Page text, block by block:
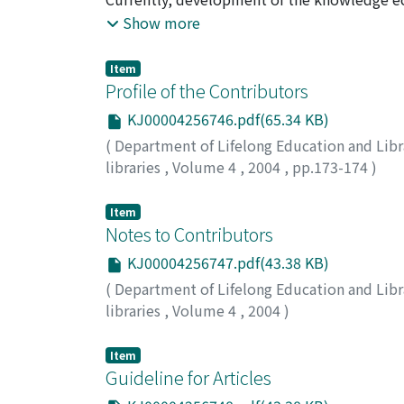
development of society. Within this trend,
by the public and authorities. This paper
lifelong education offered by the public
on the developments of Shanghai City.
Show more
Item
Profile of the Contributors
KJ00004256746.pdf(65.34 KB)
( Department of Lifelong Education and
libraries , Volume 4 , 2004 , pp.173-174)
Item
Notes to Contributors
KJ00004256747.pdf(43.38 KB)
( Department of Lifelong Education and
libraries , Volume 4 , 2004)
Item
Guideline for Articles